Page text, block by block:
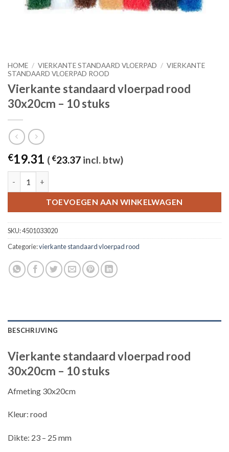
HOME / VIERKANTE STANDAARD VLOERPAD / VIERKANTE
STANDAARD VLOERPAD ROOD
Vierkante standaard vloerpad rood
30x20cm – 10 stuks
€19.31 ( €23.37 incl. btw)
TOEVOEGEN AAN WINKELWAGEN
SKU:4501033020
Categorie:vierkante standaard vloerpad rood
BESCHRIJVING
Vierkante standaard vloerpad rood
30x20cm – 10 stuks
Afmeting 30x20cm
Kleur: rood
Dikte: 23 – 25 mm